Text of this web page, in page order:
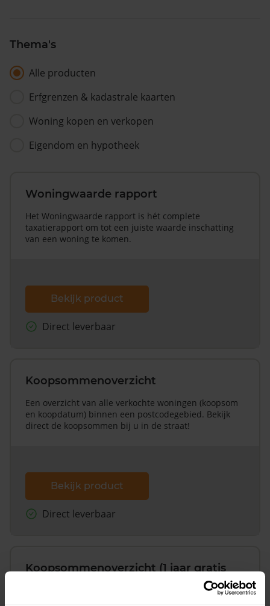
Thema's
Alle producten
Erfgrenzen & kadastrale kaarten
Woning kopen en verkopen
Eigendom en hypotheek
Woningwaarde rapport
Het Woningwaarde rapport is hét complete
taxatierapport om tot een juiste waarde inschatting
van een woning te komen.
Bekijk product
Direct leverbaar
Koopsommenoverzicht
Een overzicht van alle verkochte woningen (koopsom
en koopdatum) binnen een postcodegebied. Bekijk
direct de koopsommen bij u in de straat!
Bekijk product
Direct leverbaar
Koopsommenoverzicht (1 jaar gratis